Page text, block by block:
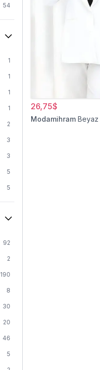
54
40
27
1
1
1
1
2
3
3
5
5
1
22
92
2
190
8
30
20
46
5
26,75$
Modamihram